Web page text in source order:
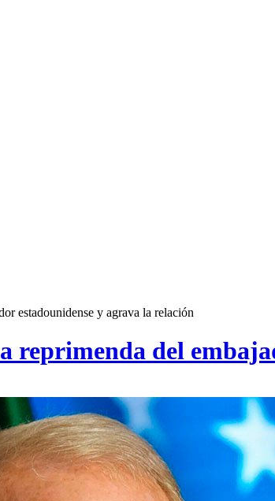
estadounidense y agrava la relación
reprimenda del